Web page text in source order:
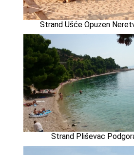
Strand Ušće Opuzen
Strand Pliševac